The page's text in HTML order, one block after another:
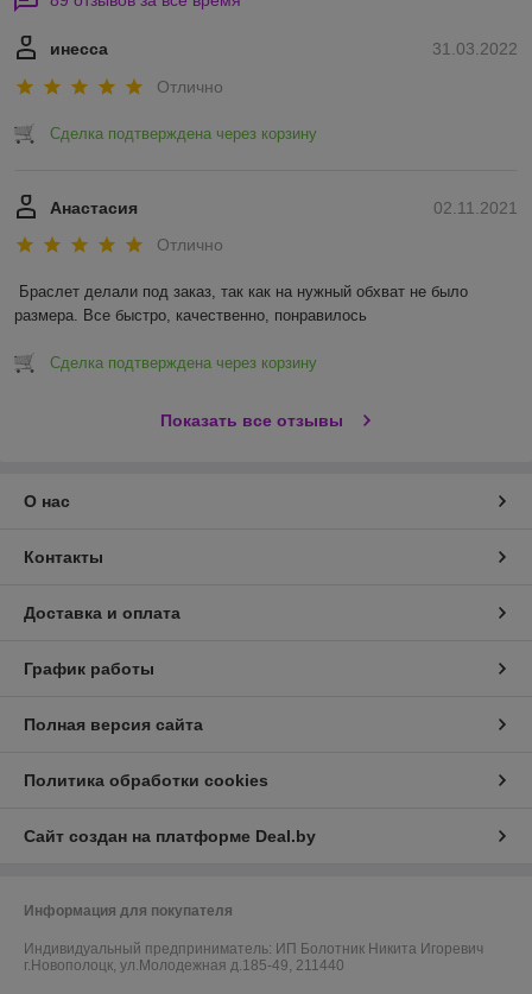
31.03.2022
инесса
Отлично
Сделка подтверждена через корзину
02.11.2021
Анастасия
Отлично
Браслет делали под заказ, так как на нужный обхват не было
размера. Все быстро, качественно, понравилось
Сделка подтверждена через корзину
Показать все отзывы
О нас
Контакты
Доставка и оплата
График работы
Полная версия сайта
Политика обработки cookies
Сайт создан на платформе Deal.by
Информация для покупателя
Индивидуальный предприниматель: ИП Болотник Никита Игоревич
г.Новополоцк, ул.Молодежная д.185-49, 211440